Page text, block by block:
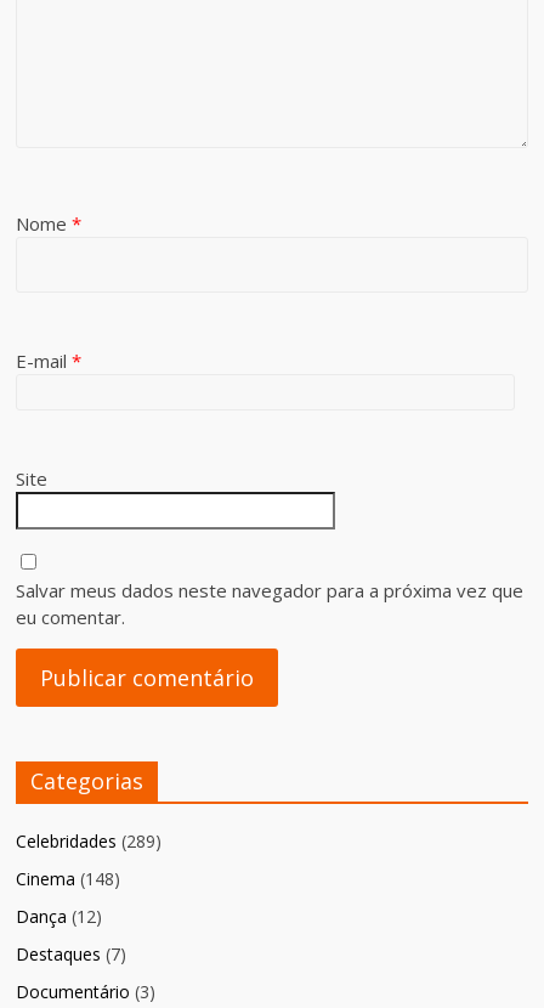
Nome*
E-mail*
Site
Salvar meus dados neste navegador para a próxima vez que
eu comentar.
Categorias
Celebridades (289)
Cinema (148)
Dança (12)
Destaques (7)
Documentário (3)